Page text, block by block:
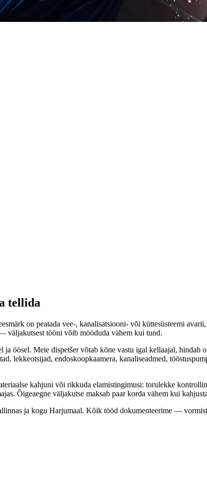
tellida
on peatada vee-, kanalisatsiooni- või küttesüsteemi
väljakutsest tööni võib mööduda vähem kui tund.
öösel. Meie dispetšer võtab kõne vastu igal kellaajal,
lekkeotsijad, endoskoopkaamera, kanaliseadmed,
kahjuni või rikkuda elamistingimusi: torulekke
Õigeaegne väljakutse maksab paar korda vähem kui
ja kogu Harjumaal. Kõik tööd dokumenteerime —